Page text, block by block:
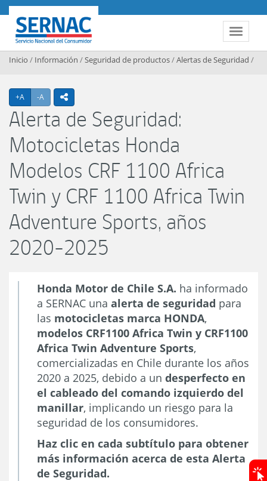
Contenido principal
Toggle
SERNAC
Inicio / Información /Seguridad de productos/Alertas de Seguridad /
+A Agrandar texto
-A Achicar textoicono compartir
Alerta de Seguridad:
Motocicletas Honda
Modelos CRF 1100 Africa
Twin y CRF 1100 Africa Twin
Adventure Sports, años
2020-2025
Honda Motor de Chile S.A. ha informado
a SERNAC una alerta de seguridad para
las motocicletas marca HONDA,
modelos CRF1100 Africa Twin y CRF1100
Africa Twin Adventure Sports,
comercializadas en Chile durante los años
2020 a 2025, debido a un desperfecto en
el cableado del comando izquierdo del
manillar, implicando un riesgo para la
seguridad de los consumidores.
Haz clic en cada subtítulo para obtener
más información acerca de esta Alerta
de Seguridad.